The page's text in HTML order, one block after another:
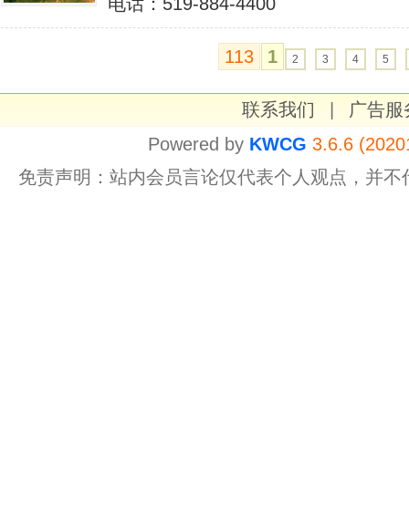
113 1 2 3 4 5
联系我们
广告服
Powered by KWCG 3.6.6
免责声明：站内会员言论仅代表个人观点，并